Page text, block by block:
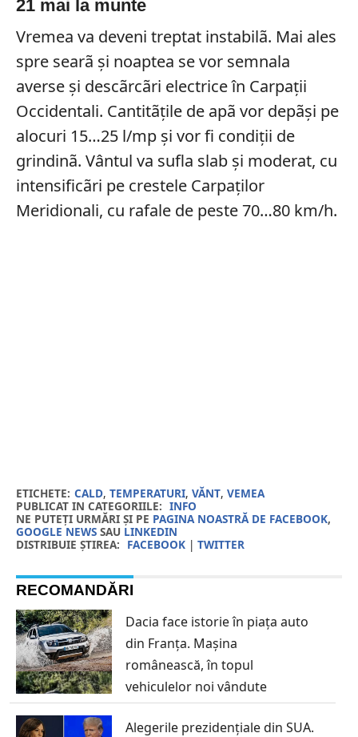
21 mai la munte
Vremea va deveni treptat instabilã. Mai ales
spre searã şi noaptea se vor semnala
averse şi descãrcãri electrice în Carpaţii
Occidentali. Cantitãţile de apã vor depãşi pe
alocuri 15…25 l/mp şi vor fi condiţii de
grindinã. Vântul va sufla slab şi moderat, cu
intensificãri pe crestele Carpaţilor
Meridionali, cu rafale de peste 70…80 km/h.
ETICHETE: CALD, TEMPERATURI, VĂNT, VEMEA
PUBLICAT IN CATEGORIILE: INFO
NE PUTEȚI URMĂRI ȘI PE PAGINA NOASTRĂ DE FACEBOOK,
GOOGLE NEWSSAU LINKEDIN
DISTRIBUIE ȘTIREA: FACEBOOK| TWITTER
RECOMANDĂRI
Dacia face istorie în piața auto
din Franța. Mașina
românească, în topul
vehiculelor noi vândute
Alegerile prezidențiale din SUA.